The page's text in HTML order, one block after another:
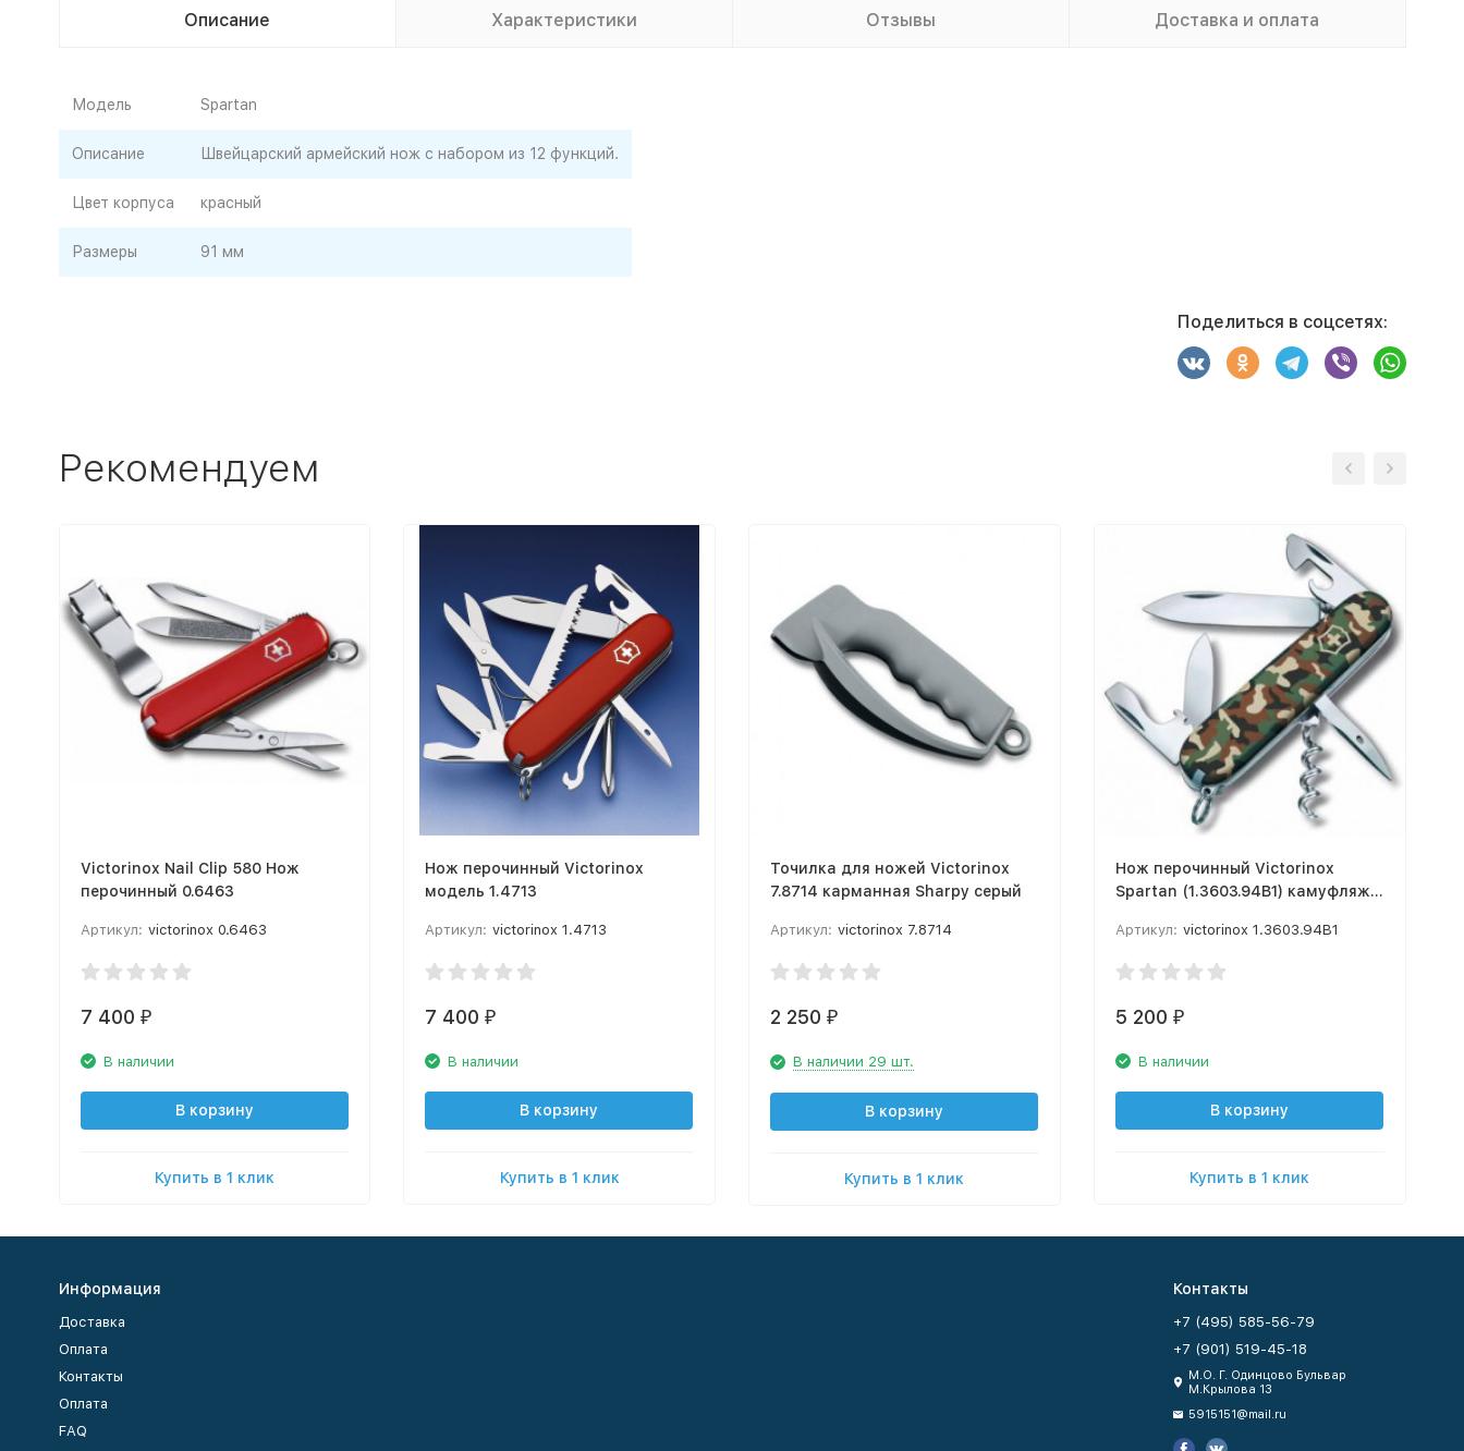
Описание Характеристики Отзывы Доставка и оплата
Модель Spartan
Описание Швейцарский армейский нож с набором из 12 функций.
Цвет корпуса красный
Размеры 91 мм
Поделиться в соцсетях:
Рекомендуем
Victorinox Nail Clip 580 Нож
перочинный 0.6463
Артикул: victorinox 0.6463
7 400 ₽
В наличии
В корзину
Купить в 1 клик
Нож перочинный Victorinox
модель 1.4713
Артикул: victorinox 1.4713
7 400 ₽
В наличии
В корзину
Купить в 1 клик
Точилка для ножей Victorinox
7.8714 карманная Sharpy серый
Артикул: victorinox 7.8714
2 250 ₽
В наличии 29 шт.
В корзину
Купить в 1 клик
Нож перочинный Victorinox
Spartan (1.3603.94B1) камуфляж
Артикул: victorinox 1.3603.94B1
5 200 ₽
В наличии
В корзину
Купить в 1 клик
Информация
Доставка
Оплата
Контакты
Оплата
FAQ
Контакты
+7 (495) 585-56-79
+7 (901) 519-45-18
М.О. Г. Одинцово Бульвар
М.Крылова 13
5915151@mail.ru